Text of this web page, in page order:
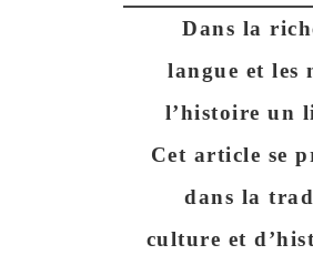
Dans la
langue et les
l’histoire un
Cet article se
dans la
culture et